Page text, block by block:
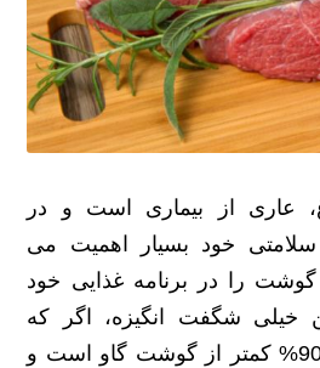
عاری از بیماری است و در
خود بسیار اهمیت می
گوشت را در برنامه غذایی خود
خیلی شگفت انگیزه، اگر که
بدانید چربی شترمرغ 90% کمتر از گوشت گاو است و